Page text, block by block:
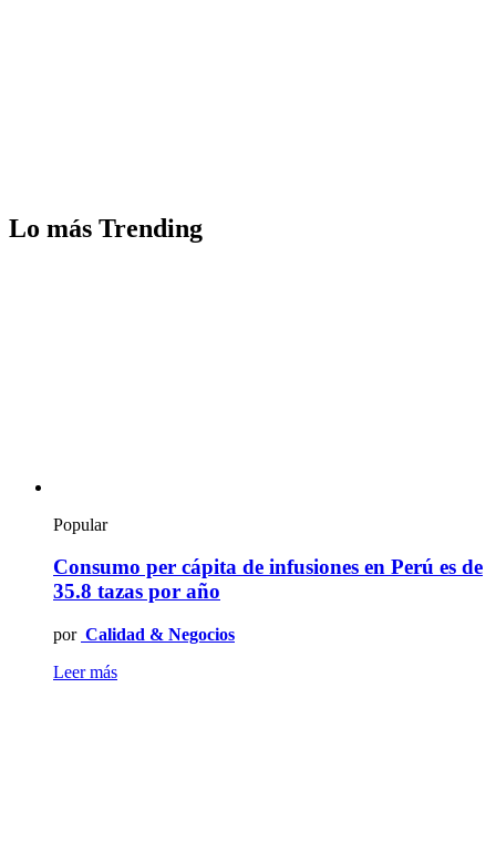
Lo más Trending
Popular
Consumo per cápita de infusiones en Perú es de
35.8 tazas por año
por Calidad & Negocios
Leer más